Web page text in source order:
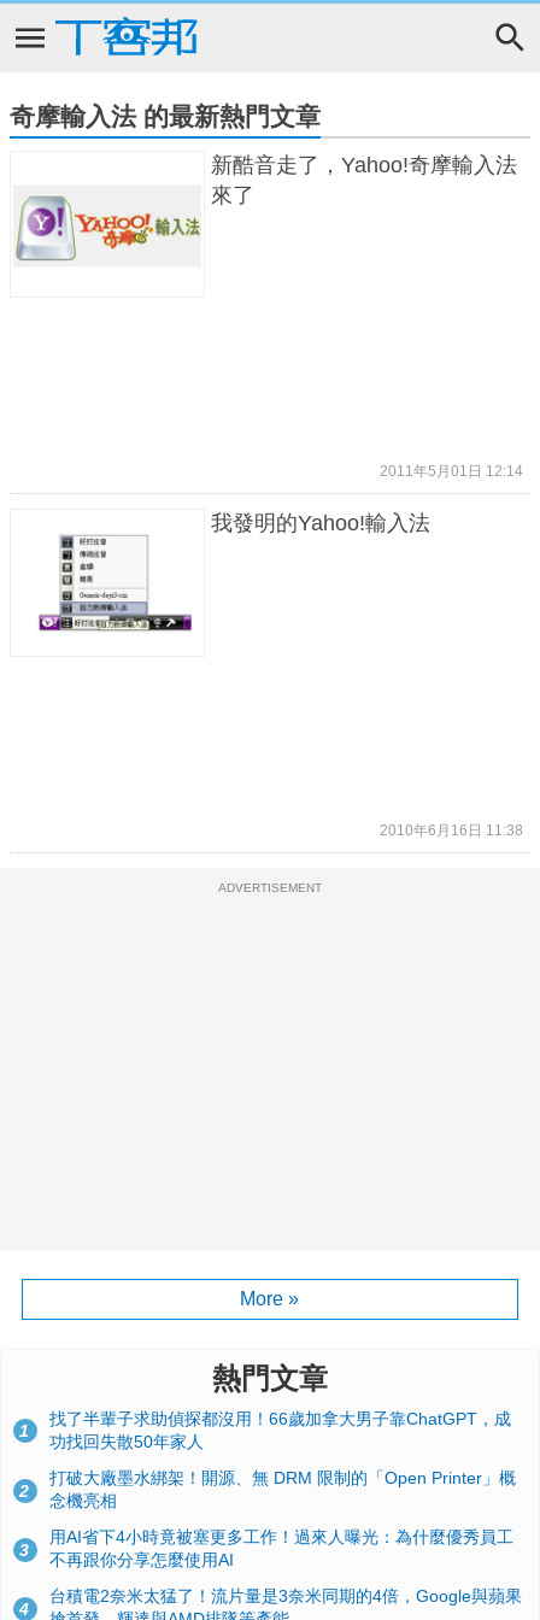
奇摩輸入法 的最新熱門文章
新酷音走了，Yahoo!奇摩輸入法
來了
2011年5月01日 12:14
我發明的Yahoo!輸入法
2010年6月16日 11:38
ADVERTISEMENT
More »
熱門文章
1
找了半輩子求助偵探都沒用！66歲加拿大男子靠ChatGPT，成
功找回失散50年家人
2
打破大廠墨水綁架！開源、無 DRM 限制的「Open Printer」概
念機亮相
3
用AI省下4小時竟被塞更多工作！過來人曝光：為什麼優秀員工
不再跟你分享怎麼使用AI
4
台積電2奈米太猛了！流片量是3奈米同期的4倍，Google與蘋果